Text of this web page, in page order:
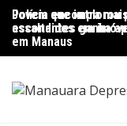
para
conteúdo
Jovem que
assaltantes ganha
em Manaus
Polícia encontra
escondidos em